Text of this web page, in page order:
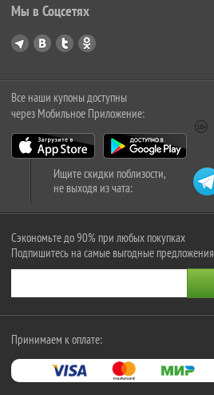
Мы в Соцсетях
Все наши купоны доступны
через Мобильное Приложение:
Ищите скидки поблизости,
не выходя из чата:
Сэкономьте до 90% при любых покупках
Подпишитесь на самые выгодные предложения
Принимаем к оплате: